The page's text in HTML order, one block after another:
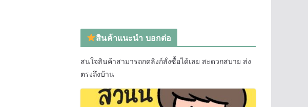
สินค้าแนะนำ บอกต่อ
สนใจสินค้าสามารถกดลิงก์สั่งซื้อได้เลย สะดวกสบาย ส่ง
ตรงถึงบ้าน